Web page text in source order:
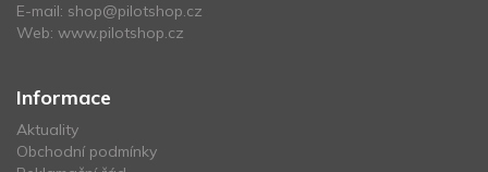
E-mail: shop@pilotshop.cz
Web: www.pilotshop.cz
Informace
Aktuality
Obchodní podmínky